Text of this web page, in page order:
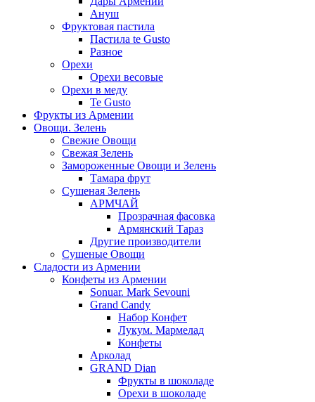
Ануш
Фруктовая пастила
Пастила te Gusto
Разное
Орехи
Орехи весовые
Орехи в меду
Te Gusto
Фрукты из Армении
Овощи. Зелень
Свежие Овощи
Свежая Зелень
Замороженные Овощи и Зелень
Тамара фрут
Сушеная Зелень
АРМЧАЙ
Прозрачная фасовка
Армянский Тараз
Другие производители
Сушеные Овощи
Сладости из Армении
Конфеты из Армении
Sonuar. Mark Sevouni
Grand Candy
Набор Конфет
Лукум. Мармелад
Конфеты
Арколад
GRAND Dian
Фрукты в шоколаде
Орехи в шоколаде